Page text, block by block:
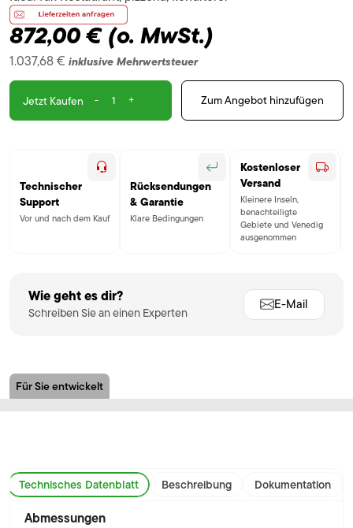
872,00 €(o. MwSt.)
1.037,68 € inklusive Mehrwertsteuer
Jetzt Kaufen - + Zum Angebot hinzufügen
Technischer
Support
Vor und nach dem Kauf
Rücksendungen
& Garantie
Klare Bedingungen
Kostenloser
Versand
Kleinere Inseln,
benachteiligte
Gebiete und Venedig
ausgenommen
Wie geht es dir?
Schreiben Sie an einen Experten
E-Mail
Für Sie entwickelt
Technisches Datenblatt Beschreibung Dokumentation
Abmessungen